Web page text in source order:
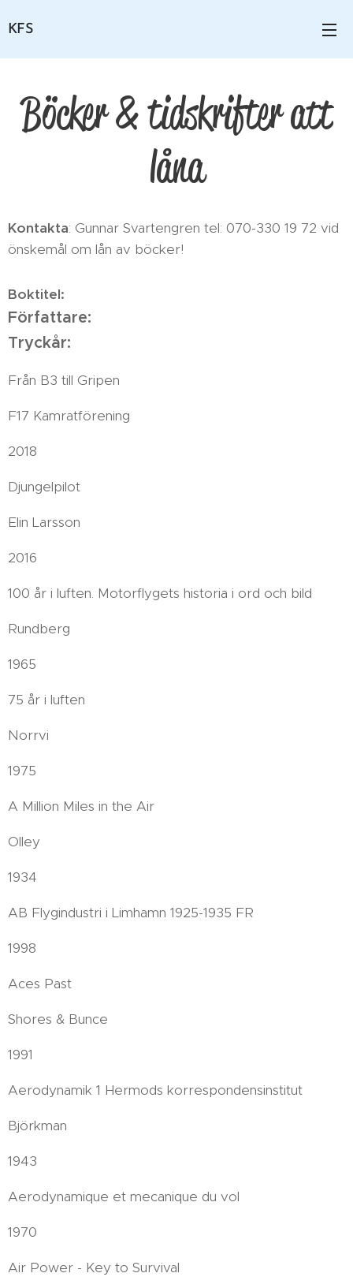
KFS
Böcker & tidskrifter att
låna
Kontakta: Gunnar Svartengren tel: 070-330 19 72 vid
önskemål om lån av böcker!
Boktitel:
Författare:
Tryckår:
Från B3 till Gripen
F17 Kamratförening
2018
Djungelpilot
Elin Larsson
2016
100 år i luften. Motorflygets historia i ord och bild
Rundberg
1965
75 år i luften
Norrvi
1975
A Million Miles in the Air
Olley
1934
AB Flygindustri i Limhamn 1925-1935 FR
1998
Aces Past
Shores & Bunce
1991
Aerodynamik 1 Hermods korrespondensinstitut
Björkman
1943
Aerodynamique et mecanique du vol
1970
Air Power - Key to Survival